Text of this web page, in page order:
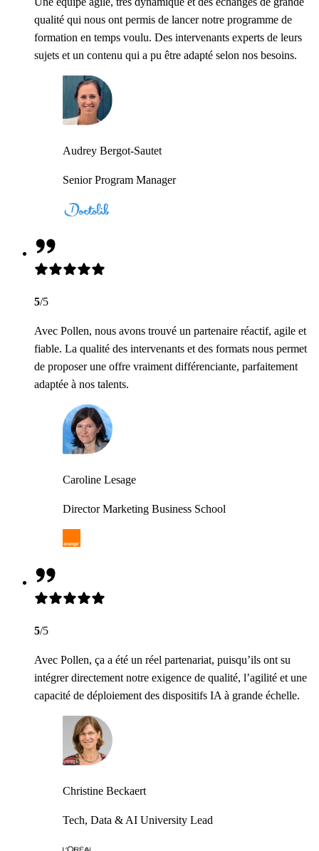
qualité qui nous ont permis de lancer notre programme de
formation en temps voulu. Des intervenants experts de leurs
sujets et un contenu qui a pu être adapté selon nos besoins.
Audrey Bergot-Sautet
Senior Program Manager
5/5
Avec Pollen, nous avons trouvé un partenaire réactif, agile et
fiable. La qualité des intervenants et des formats nous permet
de proposer une offre vraiment différenciante, parfaitement
adaptée à nos talents.
Caroline Lesage
Director Marketing Business School
5/5
Avec Pollen, ça a été un réel partenariat, puisqu’ils ont su
intégrer directement notre exigence de qualité, l’agilité et une
capacité de déploiement des dispositifs IA à grande échelle.
Christine Beckaert
Tech, Data & AI University Lead